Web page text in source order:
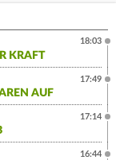
KRAFT
18:03
AUF
17:49
17:14
16:44